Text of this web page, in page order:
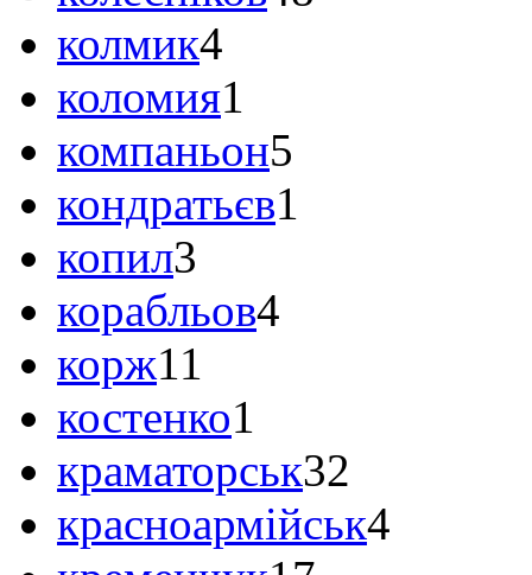
колмик4
коломия1
компаньон5
кондратьєв1
копил3
корабльов4
корж11
костенко1
краматорськ32
красноармійськ4